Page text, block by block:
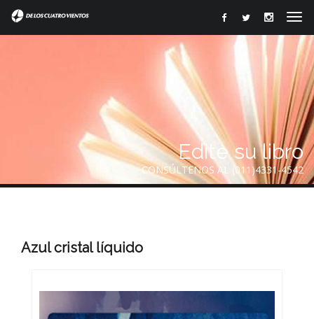
Edite su libro
CONSÚLTENOS AL (011)4331-4542
Azul cristal líquido